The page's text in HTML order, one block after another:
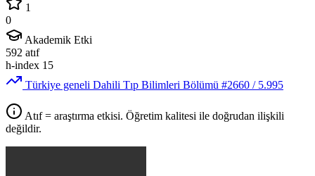
1
0
Akademik Etki
592 atıf
h-index 15
Türkiye geneli Dahili Tıp Bilimleri Bölümü #2660 / 5.995
Atıf = araştırma etkisi. Öğretim kalitesi ile doğrudan ilişkili
değildir.